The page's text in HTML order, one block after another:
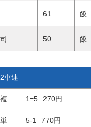
61 飯
50 飯
2車連
複 1=5 270円
単 5-1 770円